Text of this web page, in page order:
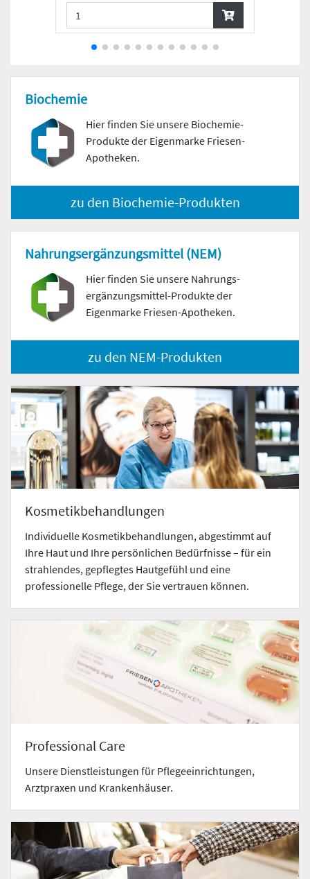
Biochemie
Hier finden Sie unsere Biochemie-
Produkte der Eigenmarke Friesen-
Apotheken.
zu den Biochemie-Produkten
Nahrungs­ergänzungs­mittel (NEM)
Hier finden Sie unsere Nahrungs­
ergänzungs­mittel-Produkte der
Eigenmarke Friesen-Apotheken.
zu den NEM-Produkten
Kosmetikbehandlungen
Individuelle Kosmetikbehandlungen, abgestimmt auf
Ihre Haut und Ihre persönlichen Bedürfnisse – für ein
strahlendes, gepflegtes Hautgefühl und eine
professionelle Pflege, der Sie vertrauen können.
Professional Care
Unsere Dienstleistungen für Pflegeeinrichtungen,
Arztpraxen und Krankenhäuser.